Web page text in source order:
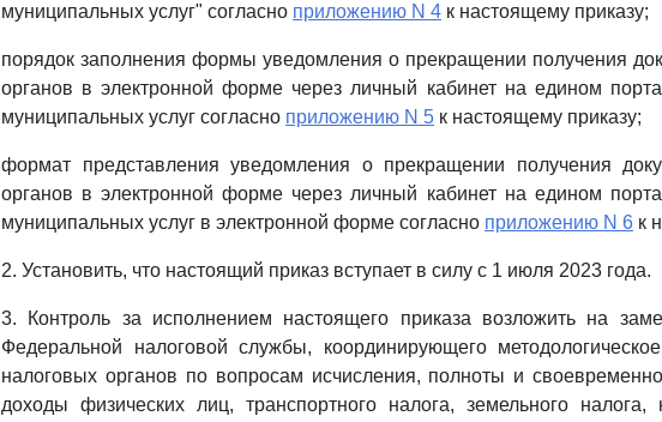
муниципальных услуг" согласно приложению N 4 к настоящему приказу;
порядок заполнения формы уведомления о прекращении получения
органов в электронной форме через личный кабинет на едином
муниципальных услуг согласно приложению N 5 к настоящему приказу;
формат представления уведомления о прекращении получения
органов в электронной форме через личный кабинет на едином
муниципальных услуг в электронной форме согласно приложению N 6 к
2. Установить, что настоящий приказ вступает в силу с 1 июля 2023 года.
3. Контроль за исполнением настоящего приказа возложить на
Федеральной налоговой службы, координирующего
налоговых органов по вопросам исчисления, полноты и
доходы физических лиц, транспортного налога, земельного